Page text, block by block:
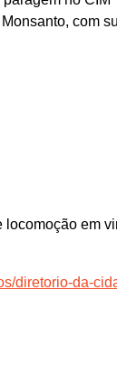
com
em
diretorio-da-